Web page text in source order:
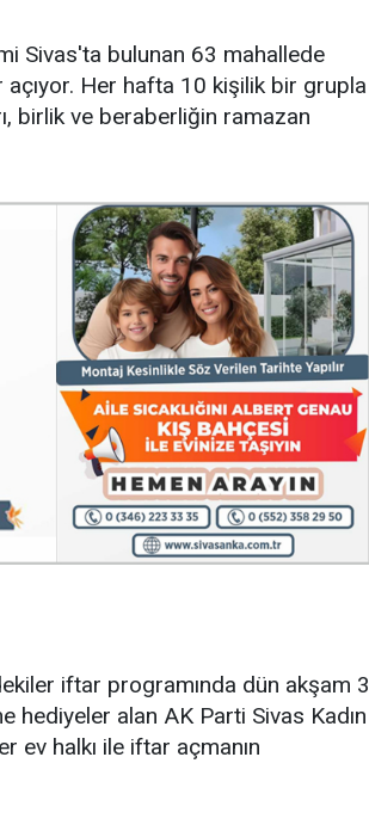
Sivas'ta bulunan 63 mahallede
Her hafta 10 kişilik bir grupla
birlik ve beraberliğin ramazan
iftar programında dün akşam 3
hediyeler alan AK Parti Sivas Kadın
ev halkı ile iftar açmanın